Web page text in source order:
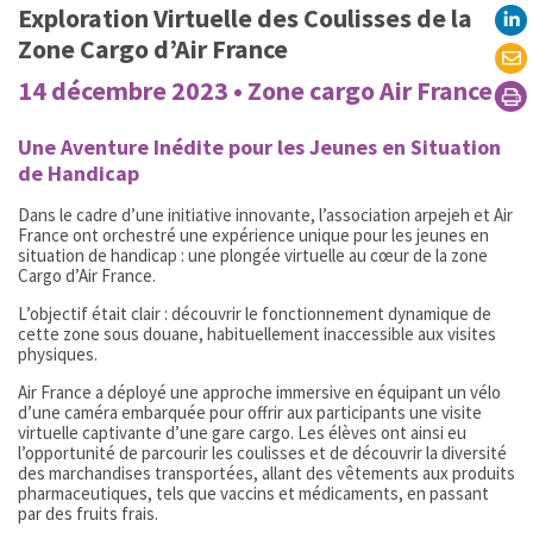
Exploration Virtuelle des Coulisses de la
Zone Cargo d’Air France
14 décembre 2023 • Zone cargo Air France
Une Aventure Inédite pour les Jeunes en Situation
de Handicap
Dans le cadre d’une initiative innovante, l’association arpejeh et Air
France ont orchestré une expérience unique pour les jeunes en
situation de handicap : une plongée virtuelle au cœur de la zone
Cargo d’Air France.
L’objectif était clair : découvrir le fonctionnement dynamique de
cette zone sous douane, habituellement inaccessible aux visites
physiques.
Air France a déployé une approche immersive en équipant un vélo
d’une caméra embarquée pour offrir aux participants une visite
virtuelle captivante d’une gare cargo. Les élèves ont ainsi eu
l’opportunité de parcourir les coulisses et de découvrir la diversité
des marchandises transportées, allant des vêtements aux produits
pharmaceutiques, tels que vaccins et médicaments, en passant
par des fruits frais.